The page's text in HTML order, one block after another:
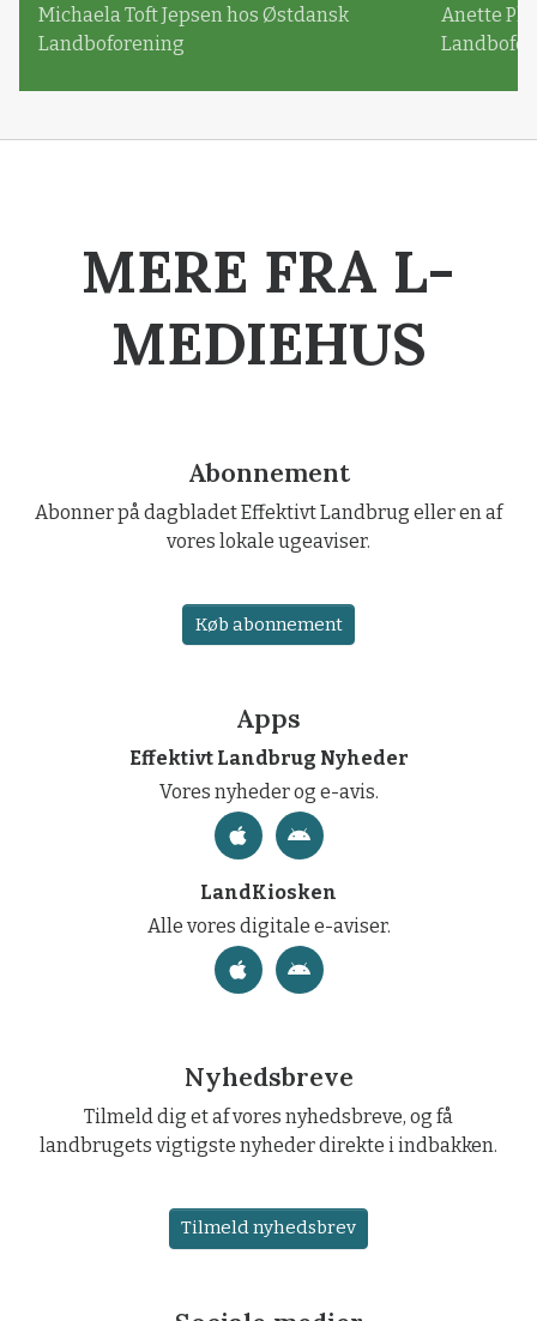
Michaela Toft Jepsen hos Østdansk
Landboforening
Anette
MERE FRA L-
MEDIEHUS
Abonnement
Abonner på dagbladet Effektivt Landbrug eller en af
vores lokale ugeaviser.
Køb abonnement
Apps
Effektivt Landbrug Nyheder
Vores nyheder og e-avis.
LandKiosken
Alle vores digitale e-aviser.
Nyhedsbreve
Tilmeld dig et af vores nyhedsbreve, og få
landbrugets vigtigste nyheder direkte i indbakken.
Tilmeld nyhedsbrev